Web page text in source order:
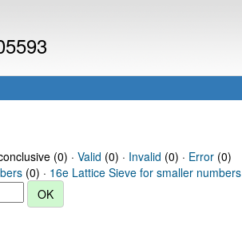
(0) · Valid (0) · Invalid (0) · Error(0)
(0) · 16e Lattice Sieve for smaller numbers